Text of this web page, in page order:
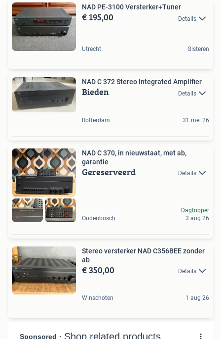
NAD PE-3100 Versterker+Tuner
€ 195,00 Details
Utrecht Gisteren
NAD C 372 Stereo Integrated Amplifier
Bieden Details
Rotterdam 31 mei 26
NAD C 370, in nieuwstaat, met ab,
garantie
Gereserveerd Details
Oudenbosch
Dagtopper
3 aug 26
Stereo versterker NAD C356BEE zonder
ab
€ 350,00 Details
Winschoten 1 aug 26